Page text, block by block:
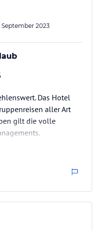
September 2023
Das Hotel
aller Art
gilt die volle